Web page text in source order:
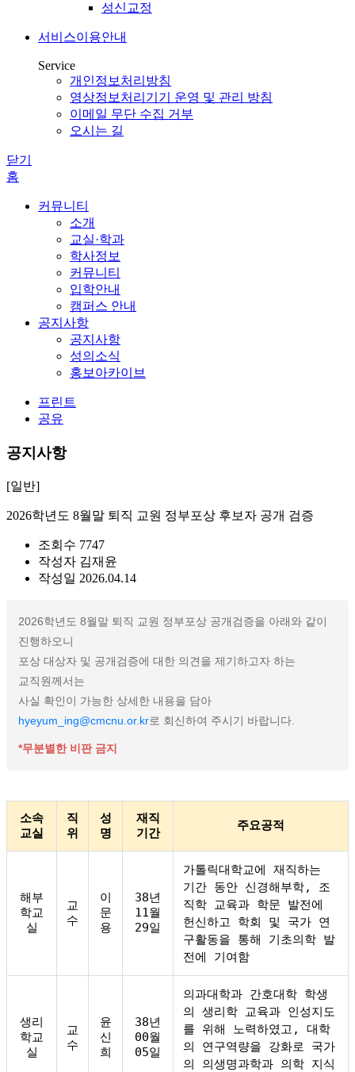
성신교정
서비스이용안내
Service
개인정보처리방침
영상정보처리기기 운영 및 관리 방침
이메일 무단 수집 거부
오시는 길
닫기
홈
커뮤니티
소개
교실·학과
학사정보
커뮤니티
입학안내
캠퍼스 안내
공지사항
공지사항
성의소식
홍보아카이브
프린트
공유
공지사항
[일반]
2026학년도 8월말 퇴직 교원 정부포상 후보자 공개 검증
조회수 7747
작성자 김재윤
작성일 2026.04.14
2026학년도 8월말 퇴직 교원 정부포상 공개검증을 아래와 같이
진행하오니
포상 대상자 및 공개검증에 대한 의견을 제기하고자 하는
교직원께서는
사실 확인이 가능한 상세한 내용을 담아
hyeyum_ing@cmcnu.or.kr로 회신하여 주시기 바랍니다.
*무분별한 비판 금지
소속
교실
직
위
성
명
재직
기간
주요공적
해부
학교
실
교
수
이
문
용
38년
11월
29일
가톨릭대학교에 재직하는
기간 동안 신경해부학, 조
직학 교육과 학문 발전에
헌신하고 학회 및 국가 연
구활동을 통해 기초의학 발
전에 기여함
생리
학교
실
교
수
윤
신
희
38년
00월
05일
의과대학과 간호대학 학생
의 생리학 교육과 인성지도
를 위해 노력하였고, 대학
의 연구역량을 강화로 국가
의 의생명과학과 의학 지식